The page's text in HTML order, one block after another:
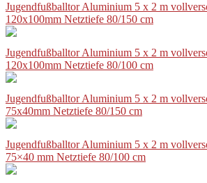
Jugendfußballtor Aluminium 5 x 2 m
120x100mm Netztiefe 80/150 cm
Jugendfußballtor Aluminium 5 x 2 m
120x100mm Netztiefe 80/100 cm
Jugendfußballtor Aluminium 5 x 2 m
75x40mm Netztiefe 80/150 cm
Jugendfußballtor Aluminium 5 x 2 m
75×40 mm Netztiefe 80/100 cm